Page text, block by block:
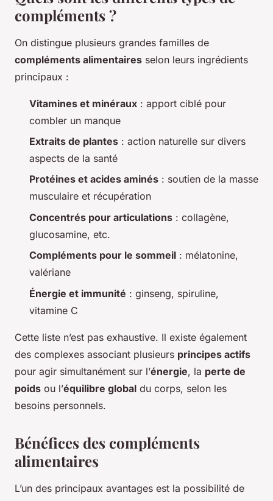
compléments ?
On distingue plusieurs grandes familles de
compléments alimentaires selon leurs ingrédients
principaux :
Vitamines et minéraux : apport ciblé pour
combler un manque
Extraits de plantes : action naturelle sur divers
aspects de la santé
Protéines et acides aminés : soutien de la masse
musculaire et récupération
Concentrés pour articulations : collagène,
glucosamine, etc.
Compléments pour le sommeil : mélatonine,
valériane
Énergie et immunité : ginseng, spiruline,
vitamine C
Cette liste n’est pas exhaustive. Il existe également
des complexes associant plusieurs principes actifs
pour agir simultanément sur l’énergie, la perte de
poids ou l’équilibre global du corps, selon les
besoins personnels.
Bénéfices des compléments
alimentaires
L’un des principaux avantages est la possibilité de